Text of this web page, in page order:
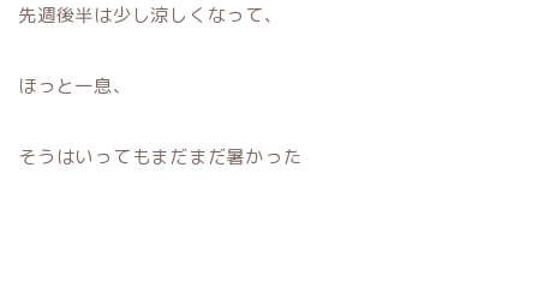
先週後半は少し涼しくなって、
ほっと一息、
そうはいってもまだまだ暑かった